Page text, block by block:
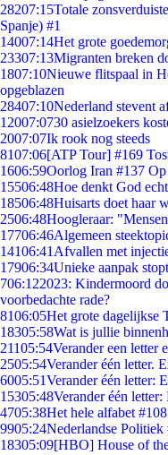
28207:15Totale
Spanje) #1
14007:14Het grote
23307:13Migranten breken
1807:10Nieuwe flitspaal in
opgeblazen
28407:10Nederland stevent
12007:0730 asielzoekers
2007:07Ik rook nog steeds
8107:06[ATP Tour] #169
1606:59Oorlog Iran #137 Op
15506:48Hoe denkt God
18506:48Huisarts doet haar
2506:48Hoogleraar:
17706:46Algemeen
14106:41 Afvallen met
17906:34Unieke aanpak
706:122023: Kindermoord
voorbedachte rade?
8106:05Het grote dagelijkse
18305:58Wat is jullie
21105:54Verander een letter
2505:54Verander één letter.
6005:51Verander één letter:
15305:48Verander één
4705:38Het hele alfabet
9905:24Nederlandse Politiek
18305:09[HBO] House of